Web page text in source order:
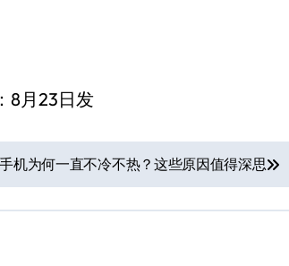
机为何一直不冷不热？这些原因值得深思